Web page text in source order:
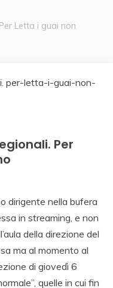
Letta i guai non
Per
dirigente nella bufera
in streaming, e non
della direzione del
ma al momento al
di giovedì 6
quelle in cui fin